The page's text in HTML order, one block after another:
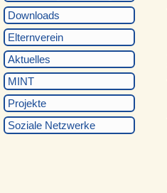
Downloads
Elternverein
Aktuelles
MINT
Projekte
Soziale Netzwerke